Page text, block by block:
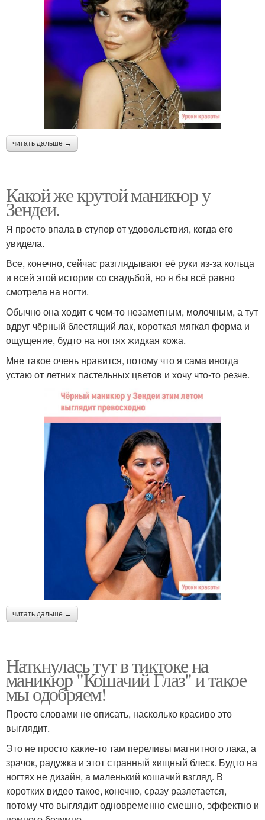
читать дальше →
Какой же крутой маникюр у
Зендеи.
Я просто впала в ступор от удовольствия, когда его
увидела.
Все, конечно, сейчас разглядывают её руки из-за кольца
и всей этой истории со свадьбой, но я бы всё равно
смотрела на ногти.
Обычно она ходит с чем-то незаметным, молочным, а тут
вдруг чёрный блестящий лак, короткая мягкая форма и
ощущение, будто на ногтях жидкая кожа.
Мне такое очень нравится, потому что я сама иногда
устаю от летних пастельных цветов и хочу что-то резче.
читать дальше →
Наткнулась тут в тиктоке на
маникюр "Кошачий Глаз" и такое
мы одобряем!
Просто словами не описать, насколько красиво это
выглядит.
Это не просто какие-то там переливы магнитного лака, а
зрачок, радужка и этот странный хищный блеск. Будто на
ногтях не дизайн, а маленький кошачий взгляд. В
коротких видео такое, конечно, сразу разлетается,
потому что выглядит одновременно смешно, эффектно и